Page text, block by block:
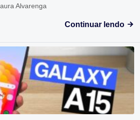
Alvarenga
Continuar lendo